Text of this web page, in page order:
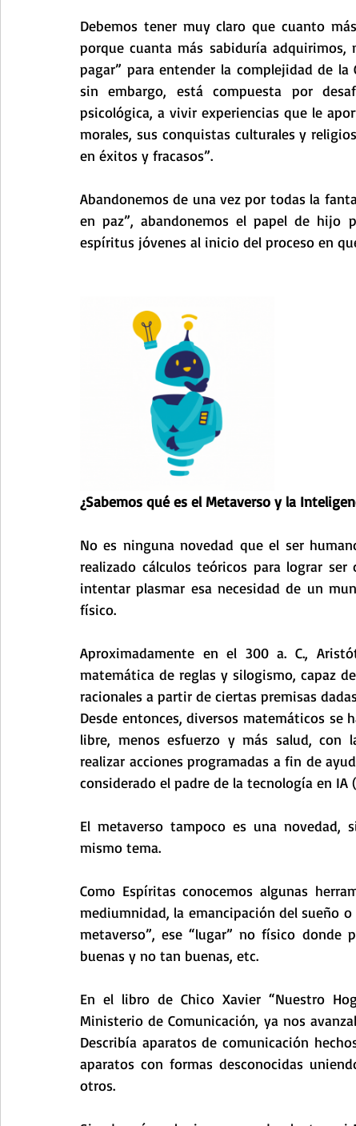
Debemos tener muy claro que cuanto
porque cuanta más sabiduría adquirimos,
pagar” para entender la complejidad de
sin embargo, está compuesta por
psicológica, a vivir experiencias que le
morales, sus conquistas culturales y
en éxitos y fracasos”.
Abandonemos de una vez por todas la
en paz”, abandonemos el papel de hijo
espíritus jóvenes al inicio del proceso en
¿Sabemos qué es el Metaverso y la
No es ninguna novedad que el ser
realizado cálculos teóricos para lograr
intentar plasmar esa necesidad de un
físico.
Aproximadamente en el 300 a. C.,
matemática de reglas y silogismo, capaz
racionales a partir de ciertas premisas
Desde entonces, diversos matemáticos se
libre, menos esfuerzo y más salud, con
realizar acciones programadas a fin de
considerado el padre de la tecnología en
El metaverso tampoco es una novedad,
mismo tema.
Como Espíritas conocemos algunas
mediumnidad, la emancipación del sueño
metaverso”, ese “lugar” no físico donde
buenas y no tan buenas, etc.
En el libro de Chico Xavier “Nuestro
Ministerio de Comunicación, ya nos
Describía aparatos de comunicación
aparatos con formas desconocidas
otros.